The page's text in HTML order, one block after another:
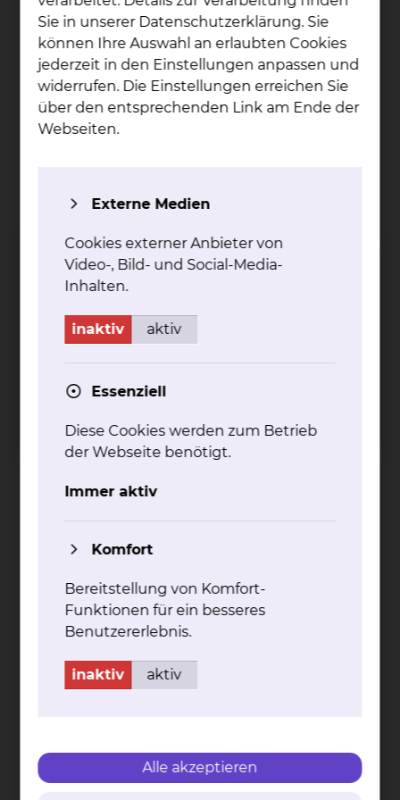
The­re­sa Hart­hun
Celler Straße 38, 38114 Braunschweig
Tel.:
Sie in unserer Datenschutzerklärung. Sie
können Ihre Auswahl an erlaubten Cookies
jederzeit in den Einstellungen anpassen und
widerrufen. Die Einstellungen erreichen Sie
über den entsprechenden Link am Ende der
Webseiten.
Externe Medien
Cookies externer Anbieter von
Video-, Bild- und Social-Media-
Inhalten.
inaktiv aktiv
Essenziell
Diese Cookies werden zum Betrieb
der Webseite benötigt.
Immer aktiv
Komfort
Bereitstellung von Komfort-
Funktionen für ein besseres
Benutzererlebnis.
inaktiv aktiv
Alle akzeptieren